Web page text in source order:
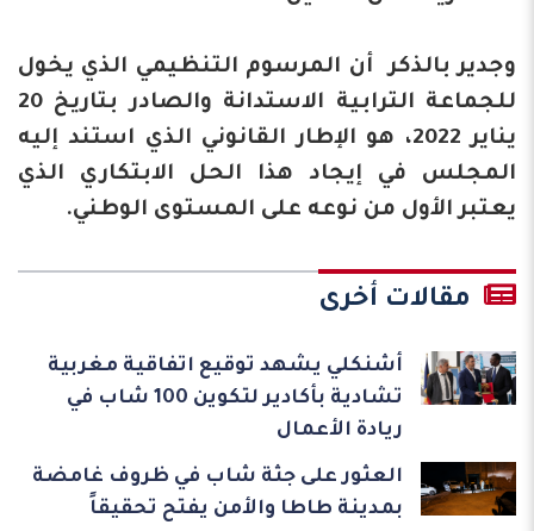
وجدير بالذكر أن المرسوم التنظيمي الذي يخول
للجماعة الترابية الاستدانة والصادر بتاريخ 20
يناير 2022، هو الإطار القانوني الذي استند إليه
المجلس في إيجاد هذا الحل الابتكاري الذي
يعتبر الأول من نوعه على المستوى الوطني.
مقالات أخرى
أشنكلي يشهد توقيع اتفاقية مغربية
تشادية بأكادير لتكوين 100 شاب في
ريادة الأعمال
العثور على جثة شاب في ظروف غامضة
بمدينة طاطا والأمن يفتح تحقيقاً